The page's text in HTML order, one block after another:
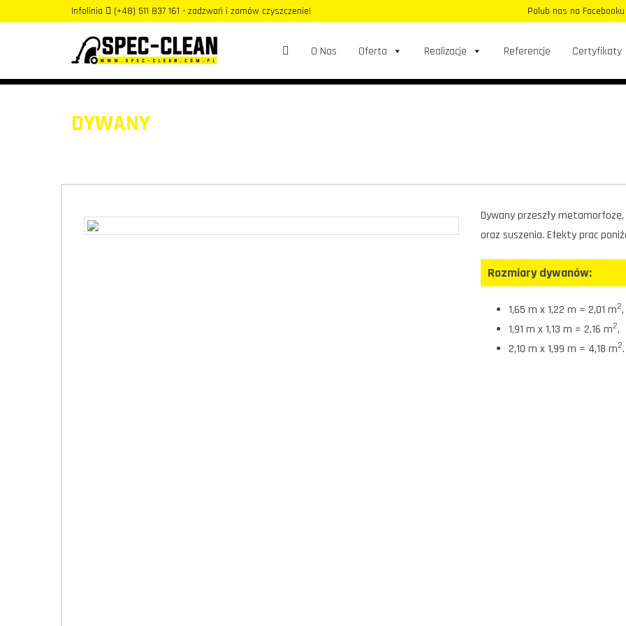
Infolinia (+48) 511 837 161 - zadzwoń i zamów czyszczenie! Polub nas na
O Nas Oferta Realizacje Referencje Certyfikaty
DYWANY
Dywany przeszły
oraz suszenia. Efekty prac
Rozmiary dywanów:
1,65 m x 1,22 m = 2,01 m2,
1,91 m x 1,13 m = 2,16 m2,
2,10 m x 1,99 m = 4,18 m2.